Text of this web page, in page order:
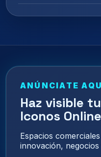
ANÚNCIATE
Haz visible
Iconos Online
Espacios
innovación, negocios